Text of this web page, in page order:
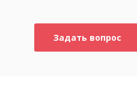
Задать вопрос